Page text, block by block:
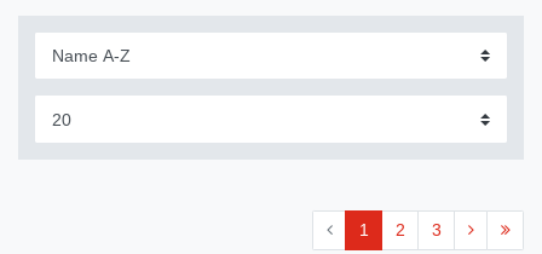
1 2 3